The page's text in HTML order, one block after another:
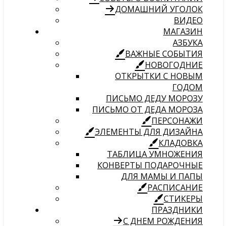
ДОМАШНИЙ УГОЛОК
ВИДЕО
МАГАЗИН
АЗБУКА
ВАЖНЫЕ СОБЫТИЯ
НОВОГОДНИЕ
ОТКРЫТКИ С НОВЫМ
ГОДОМ
ПИСЬМО ДЕДУ МОРОЗУ
ПИСЬМО ОТ ДЕДА МОРОЗА
ПЕРСОНАЖИ
ЭЛЕМЕНТЫ ДЛЯ ДИЗАЙНА
КЛАДОВКА
ТАБЛИЦА УМНОЖЕНИЯ
КОНВЕРТЫ ПОДАРОЧНЫЕ
ДЛЯ МАМЫ И ПАПЫ
РАСПИСАНИЕ
СТИКЕРЫ
ПРАЗДНИКИ
С ДНЕМ РОЖДЕНИЯ